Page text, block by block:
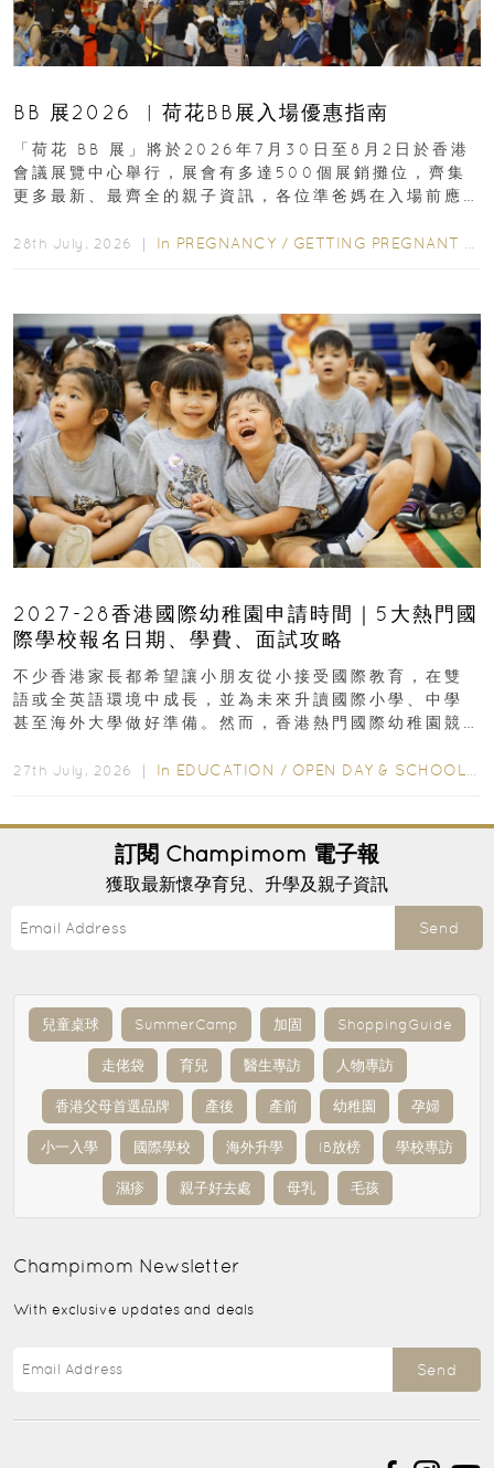
BB 展2026 ︳荷花BB展入場優惠指南
「荷花 BB 展」將於2026年7月30日至8月2日於香港
會議展覽中心舉行，展會有多達500個展銷攤位，齊集
更多最新、最齊全的親子資訊，各位準爸媽在入場前應
28th July, 2026 ｜ In PREGNANCY / GETTING PREGNANT
2027-28香港國際幼稚園申請時間｜5大熱門國
際學校報名日期、學費、面試攻略
不少香港家長都希望讓小朋友從小接受國際教育，在雙
語或全英語環境中成長，並為未來升讀國際小學、中學
甚至海外大學做好準備。然而，香港熱門國際幼稚園競
27th July, 2026 ｜ In EDUCATION / OPEN DAY & SCHOOL EVENTS
訂閱 Champimom 電子報
獲取最新懷孕育兒、升學及親子資訊
Send
兒童桌球 SummerCamp 加固 ShoppingGuide
走佬袋 育兒 醫生專訪 人物專訪
香港父母首選品牌 產後 產前 幼稚園 孕婦
小一入學 國際學校 海外升學 IB放榜 學校專訪
濕疹 親子好去處 母乳 毛孩
Champimom Newsletter
With exclusive updates and deals
Send